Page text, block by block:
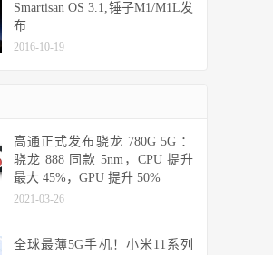
Smartisan OS 3.1,锤子M1/M1L发
布
2016-10-19
高通正式发布骁龙 780G 5G ：
骁龙 888 同款 5nm，CPU 提升
最大 45%，GPU 提升 50%
2021-03-26
全球最薄5G手机！小米11系列